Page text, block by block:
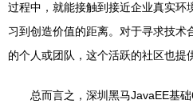
过程中，就能接触到接近企业真实环
习到创造价值的距离。对于寻求技术
的个人或团队，这个活跃的社区也提
总而言之，深圳黑马JavaEE基